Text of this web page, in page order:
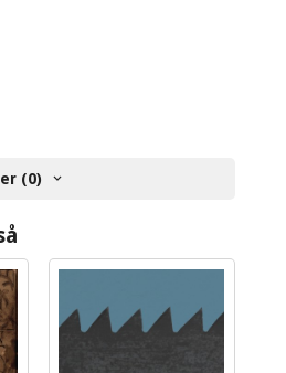
(0)